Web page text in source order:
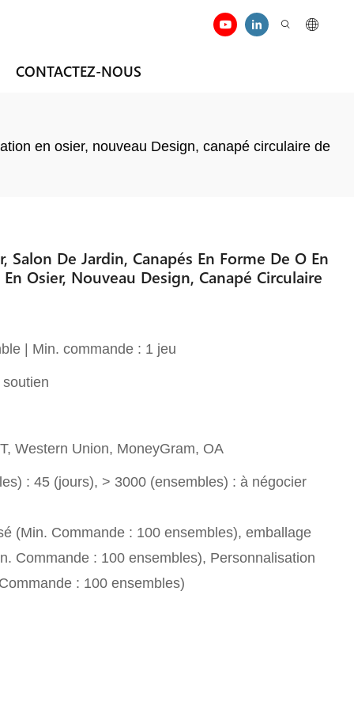
CONTACTEZ-NOUS
en osier, nouveau Design, canapé circulaire de
De Jardin, Canapés En Forme De O En
Osier, Nouveau Design, Canapé Circulaire
| Min. commande : 1 jeu
Western Union, MoneyGram, OA
: 45 (jours), > 3000 (ensembles) : à négocier
(Min. Commande : 100 ensembles), emballage
Commande : 100 ensembles), Personnalisation
: 100 ensembles)